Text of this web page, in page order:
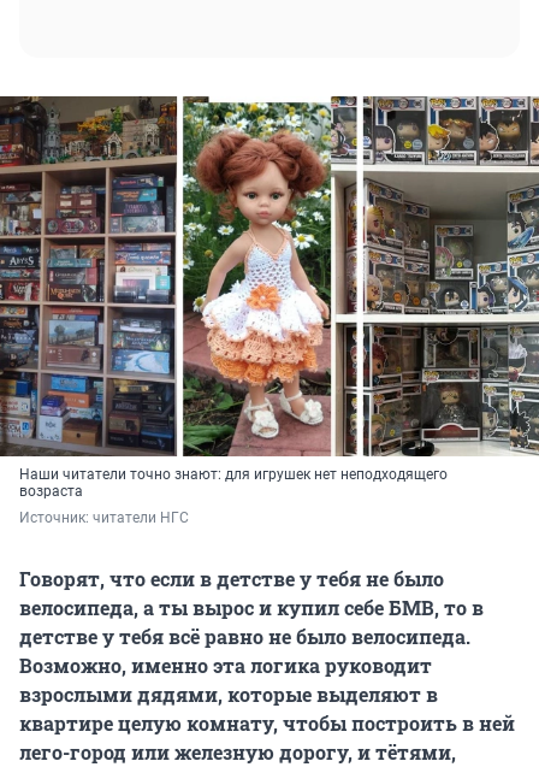
Наши читатели точно знают: для игрушек нет неподходящего
возраста
Источник: читатели НГС
Говорят, что если в детстве у тебя не было
велосипеда, а ты вырос и купил себе БМВ, то в
детстве у тебя всё равно не было велосипеда.
Возможно, именно эта логика руководит
взрослыми дядями, которые выделяют в
квартире целую комнату, чтобы построить в ней
лего-город или железную дорогу, и тётями,